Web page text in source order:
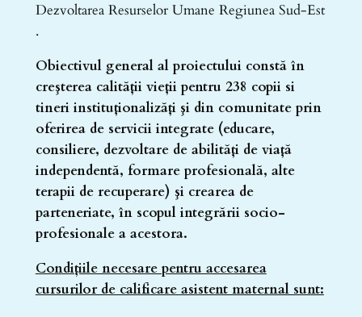
Dezvoltarea Resurselor Umane Regiunea Sud-Est
.
Obiectivul general al proiectului constă în
creşterea calităţii vieţii pentru 238 copii si
tineri instituţionalizăţi şi din comunitate prin
oferirea de servicii integrate (educare,
consiliere, dezvoltare de abilităţi de viaţă
independentă, formare profesională, alte
terapii de recuperare) şi crearea de
parteneriate, în scopul integrării socio-
profesionale a acestora.
Condiţiile necesare pentru accesarea
cursurilor de calificare asistent maternal sunt: